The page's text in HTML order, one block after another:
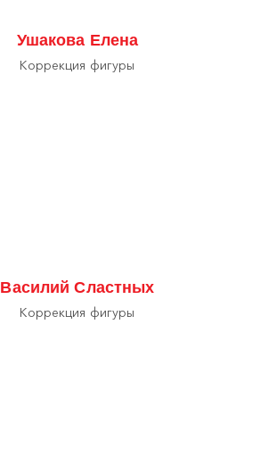
Ушакова Елена
Коррекция фигуры
Василий Сластных
Коррекция фигуры